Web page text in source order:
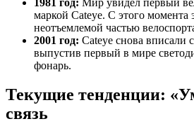
маркой Cateye. С этого момента
неотъемлемой частью
2001 год: Cateye снова вписали
выпустив первый в мире
фонарь.
Текущие тенденции:
связь